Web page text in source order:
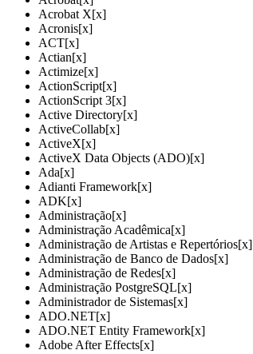
Acrobat X[x]
Acronis[x]
ACT[x]
Actian[x]
Actimize[x]
ActionScript[x]
ActionScript 3[x]
Active Directory[x]
ActiveCollab[x]
ActiveX[x]
ActiveX Data Objects (ADO)[x]
Ada[x]
Adianti Framework[x]
ADK[x]
Administração[x]
Administração Acadêmica[x]
Administração de Artistas e Repertórios[x]
Administração de Banco de Dados[x]
Administração de Redes[x]
Administração PostgreSQL[x]
Administrador de Sistemas[x]
ADO.NET[x]
ADO.NET Entity Framework[x]
Adobe After Effects[x]